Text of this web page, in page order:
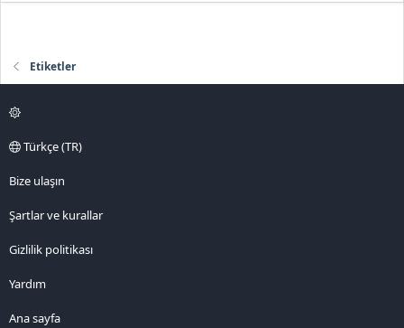
Etiketler
Türkçe (TR)
Bize ulaşın
Şartlar ve kurallar
Gizlilik politikası
Yardım
Ana sayfa